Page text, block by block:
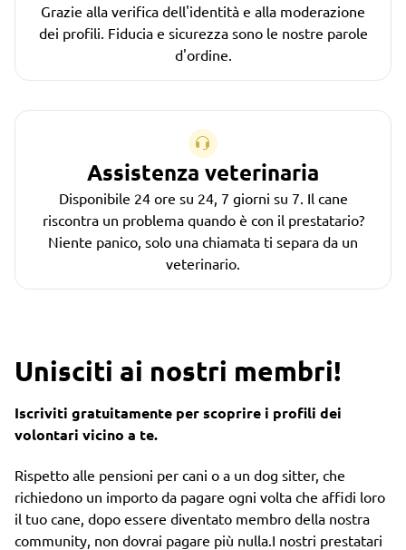
Grazie alla verifica dell'identità e alla moderazione
dei profili. Fiducia e sicurezza sono le nostre parole
d'ordine.
Assistenza veterinaria
Disponibile 24 ore su 24, 7 giorni su 7. Il cane
riscontra un problema quando è con il prestatario?
Niente panico, solo una chiamata ti separa da un
veterinario.
Unisciti ai nostri membri!
Iscriviti gratuitamente per scoprire i profili dei
volontari vicino a te.
Rispetto alle pensioni per cani o a un dog sitter, che
richiedono un importo da pagare ogni volta che affidi loro
il tuo cane, dopo essere diventato membro della nostra
community, non dovrai pagare più nulla.I nostri prestatari